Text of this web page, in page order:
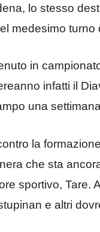
lo stesso
medesimo
in
infatti il
una
la
che sta
sportivo, Tare.
e altri